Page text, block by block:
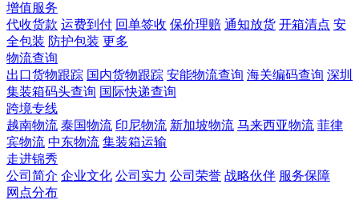
增值服务
代收货款 运费到付 回单签收 保价理赔 通知放货 开箱清点 安
全包装 防护包装 更多
物流查询
出口货物跟踪 国内货物跟踪 安能物流查询 海关编码查询 深圳
集装箱码头查询 国际快递查询
跨境专线
越南物流 泰国物流 印尼物流 新加坡物流 马来西亚物流 菲律
宾物流 中东物流 集装箱运输
走进锦秀
公司简介 企业文化 公司实力 公司荣誉 战略伙伴 服务保障
网点分布